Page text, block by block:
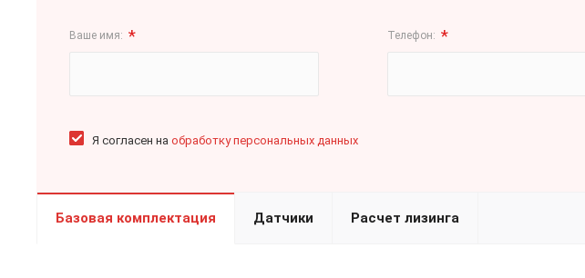
Ваше имя: * Телефон: *
Я согласен на обработку персональных данных
Базовая комплектация Датчики Расчет лизинга